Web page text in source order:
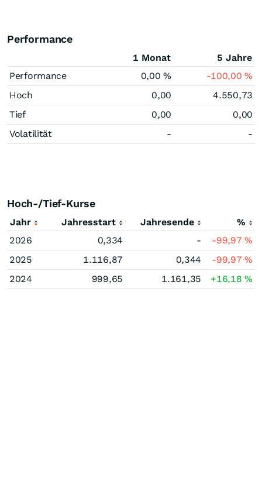
Performance
1 Monat
5 Jahre
Performance
0,00% -100,00%
Hoch
0,00
4.550,73
Tief
0,00
0,00
Volatilität
- -
Hoch-/Tief-Kurse
Jahr Jahresstart Jahresende
%
2026
0,334 - -99,97%
2025
1.116,87 0,344 -99,97%
2024
999,65 1.161,35 +16,18%